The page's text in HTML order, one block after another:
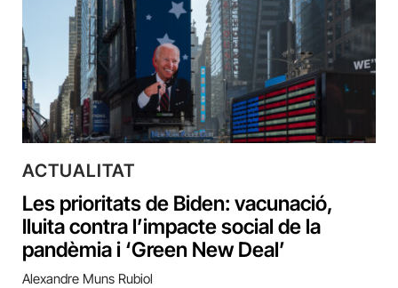
ACTUALITAT
Les prioritats de Biden: vacunació,
lluita contra l’impacte social de la
pandèmia i ‘Green New Deal’
Alexandre Muns Rubiol